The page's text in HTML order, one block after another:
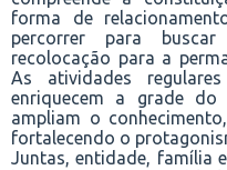
forma de
percorrer para
recolocação para a
As atividades
enriquecem a grade do
ampliam o
fortalecendo o
Juntas, entidade, família